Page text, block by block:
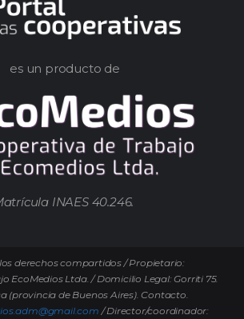
es un producto de
INAES 40.246.
derechos compartidos / Propietario:
EcoMedios Ltda. / Domicilio Legal: Gorriti 75.
(provincia de Buenos Aires). Contacto.
/ Director/coordinador: